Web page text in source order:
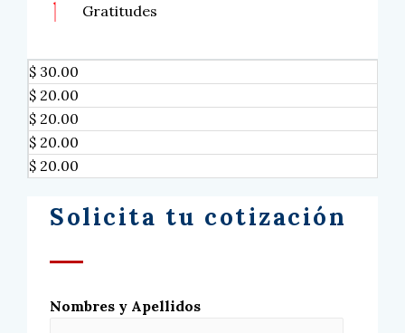
Gratitudes
$ 30.00
$ 20.00
$ 20.00
$ 20.00
$ 20.00
Solicita tu cotización
Nombres y Apellidos